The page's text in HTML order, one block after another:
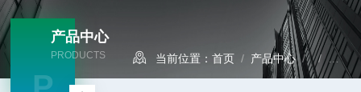
产品中心
PRODUCTS 当前位置：首页 / 产品中心/ /橡胶